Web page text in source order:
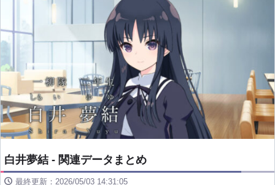
白井夢結 - 関連データまとめ
最終更新：2026/05/03 14:31:05